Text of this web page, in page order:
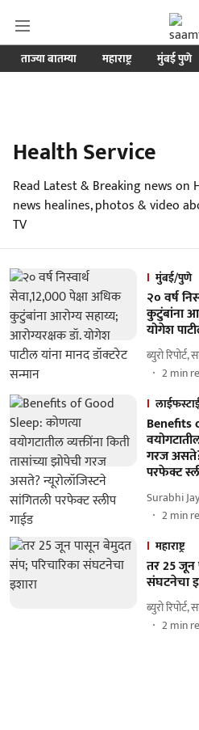
ताज्या बातम्या महाराष्ट्र मुंबई पुणे
Health Service
Read Latest & Breaking news on
news healines, photos & video
TV
मुंबई/पुणे
२० वर्ष
कुटुंबांना
योगेश
ब्युरो रिपोर्ट,
2min
Benefits
गरज असते?
परफेक्ट
Surabhi
2min
महाराष्ट्र
तर 25 जून
संघटनेचा
ब्युरो रिपोर्ट,
2min